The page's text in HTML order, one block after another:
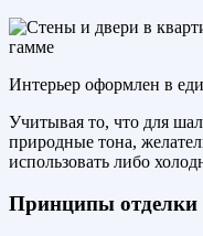
Интерьер оформлен в
Учитывая то, что для
природные тона,
использовать либо
Принципы отделки